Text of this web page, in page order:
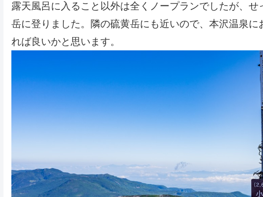
露天風呂に入ること以外は全くノープランでしたが、
岳に登りました。隣の硫黄岳にも近いので、本沢温泉
れば良いかと思います。